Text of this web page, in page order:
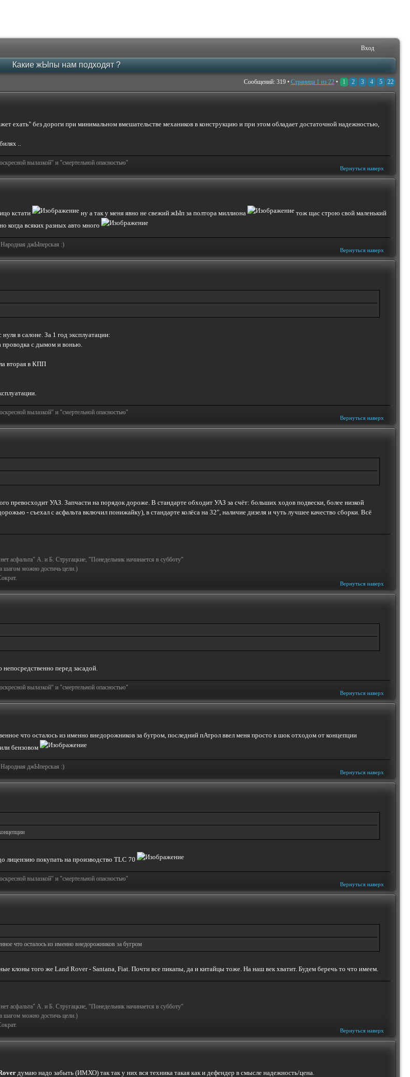
Вход
Какие жЫпы нам подходят ?
Сообщений: 319 • Страница 1 из 22 • 1 2 3 4 5 22
ехать" без дороги при минимальном вмешательстве механиков в конструкцию и при этом обладает достаточной надежностью,
..
вылазкой" и "смертельной опасностью"
Вернуться наверх
кстати ну а так у меня явно не свежий жЫп за полтора миллиона
тож щас строю свой маленький
когда всяких разных авто много
Народная джЫперская :)
Вернуться наверх
в салоне. За 1 год эксплуатации:
проводка с дымом и вонью.
вторая в КПП
вылазкой" и "смертельной опасностью"
Вернуться наверх
превосходит УАЗ. Запчасти на порядок дороже. В стандарте обходит УАЗ за счёт: больших ходов подвески, более низкой
- съехал с асфальта включил понижайку), в стандарте колёса на 32", наличие дизеля и чуть лучшее качество сборки. Всё
асфальта" А. и Б. Стругацкие, "Понедельник начинается в субботу"
можно достичь цели.)
Вернуться наверх
перед засадой.
вылазкой" и "смертельной опасностью"
Вернуться наверх
что осталось из именно внедорожников за бугром, последний пАтрол ввел меня просто в шок отходом от концепции
бензовом
Народная джЫперская :)
Вернуться наверх
лицензию покупать на производство TLC 70
вылазкой" и "смертельной опасностью"
Вернуться наверх
что осталось из именно внедорожников за бугром
клоны того же Land Rover - Santana, Fiat. Почти все пикапы, да и китайцы тоже. На наш век хватит. Будем беречь то что имеем.
асфальта" А. и Б. Стругацкие, "Понедельник начинается в субботу"
можно достичь цели.)
Вернуться наверх
думаю надо забыть (ИМХО) так так у них вся техника такая как и дефендер в смысле надежность/цена.